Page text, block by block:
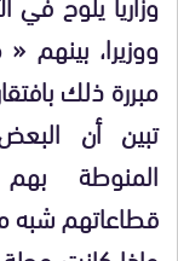
ووزيرا،
مبررة ذلك
تبين أن
المنوطة
قطاعاتهم شبه